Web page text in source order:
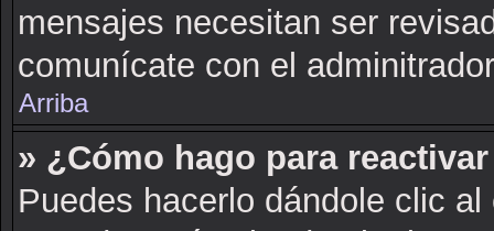
mensajes necesitan ser
comunícate con el
Arriba
» ¿Cómo hago para
Puedes hacerlo dándole clic